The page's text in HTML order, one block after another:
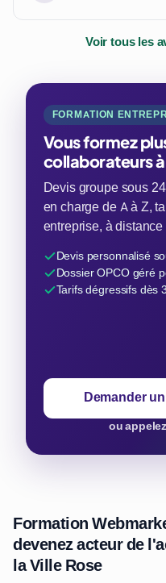
Voir tous les
FORMATION
Vous formez
collaborateurs à
Devis groupe sous
en charge de A à Z,
entreprise, à
Devis personnalisé
Dossier OPCO géré
Tarifs dégressifs dès
Demander
ou
Formation
devenez acteur de
la Ville Rose